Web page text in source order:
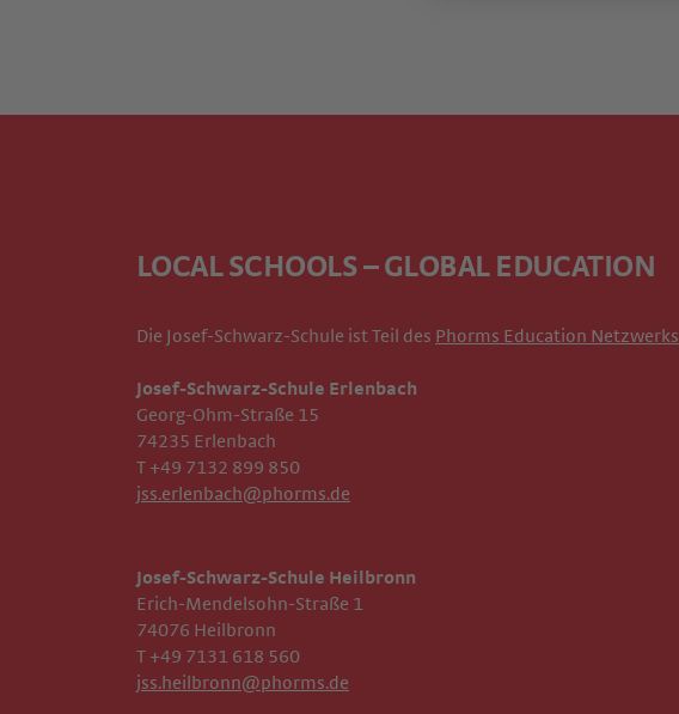
LOCAL SCHOOLS – GLOBAL EDUCATION
Die Josef-Schwarz-Schule ist Teil des Phorms Education Netzwerks
Josef-Schwarz-Schule Erlenbach
Georg-Ohm-Straße 15
74235 Erlenbach
T +49 7132 899 850
jss.erlenbach@phorms.de
Josef-Schwarz-Schule Heilbronn
Erich-Mendelsohn-Straße 1
74076 Heilbronn
T +49 7131 618 560
jss.heilbronn@phorms.de